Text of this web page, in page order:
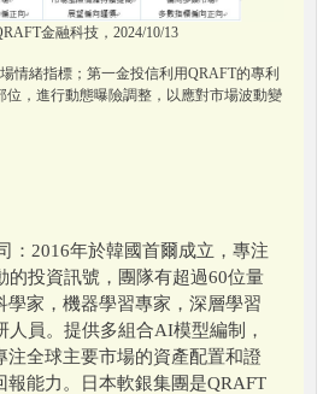
金融科技，2024/10/13
情緒指標；第一金投信利用QRAFT的專利
位，進行動態曝險調整，以應對市場波動變
：2016年於韓國首爾成立，專注
的投資訊號，團隊有超過60位量
學家，機器學習專家，深層學習
員。提供多組合AI模型編制，
注全球主要市場的資產配置和證
報能力。日本軟銀集團是QRAFT